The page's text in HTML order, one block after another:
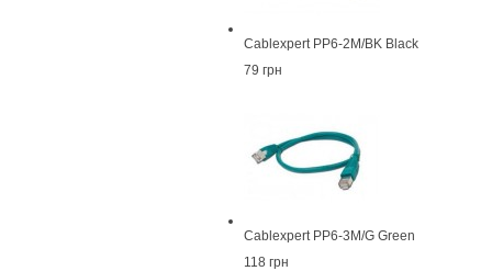
Cablexpert PP6-2M/BK Black
79 грн
Cablexpert PP6-3M/G Green
118 грн